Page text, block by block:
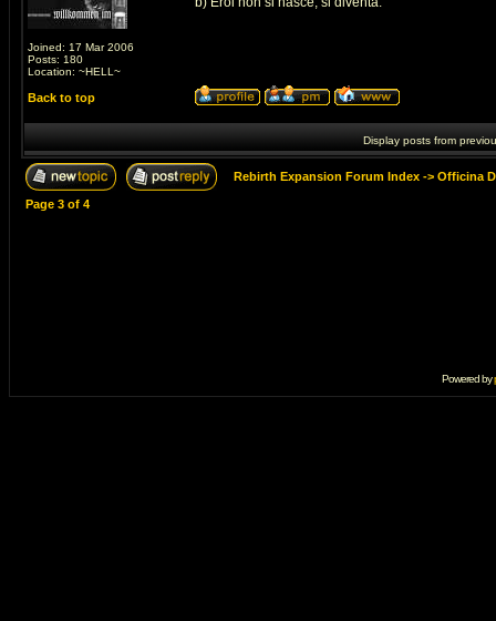
Joined: 17 Mar 2006
Posts: 180
Location: ~HELL~
Back to top
Display posts from
Rebirth Expansion Forum Index -> Officina
Page 3 of 4
Powered by